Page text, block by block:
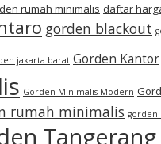
rumah minimalis daftar
gorden blackout
jakarta barat Gorden Kantor
Gorden Minimalis Modern
rumah minimalis gorden
Tangerang